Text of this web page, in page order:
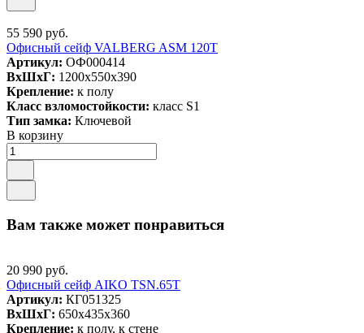
55 590 руб.
Офисный сейф VALBERG ASM 120T
Артикул: ОФ000414
ВxШxГ: 1200x550x390
Крепление: к полу
Класс взломостойкости: класс S1
Тип замка: Ключевой
В корзину
Вам также может понравиться
20 990 руб.
Офисный сейф AIKO TSN.65T
Артикул: КГ051325
ВxШxГ: 650x435x360
Крепление: к полу, к стене